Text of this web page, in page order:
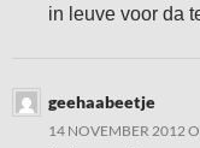
in leuve voor da
geehaabeetje
14 NOVEMBER 2012